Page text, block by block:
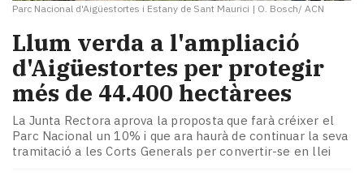
Parc Nacional d'Aigüestortes i Estany de Sant Maurici | O. Bosch/ ACN
Llum verda a l'ampliació
d'Aigüestortes per protegir
més de 44.400 hectàrees
La Junta Rectora aprova la proposta que farà créixer el
Parc Nacional un 10% i que ara haurà de continuar la seva
tramitació a les Corts Generals per convertir-se en llei